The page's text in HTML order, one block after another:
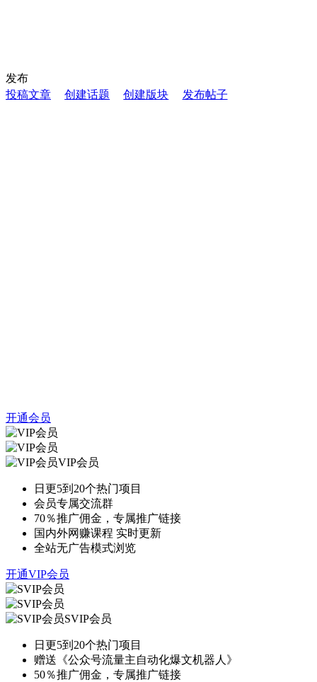
发布
投稿文章
创建话题 创建版块 发布帖子
开通会员
VIP会员
日更5到20个热门项目
会员专属交流群
70％推广佣金，专属推广链接
国内外网赚课程 实时更新
全站无广告模式浏览
开通VIP会员
SVIP会员
日更5到20个热门项目
赠送《公众号流量主自动化爆文机器人》
50％推广佣金，专属推广链接